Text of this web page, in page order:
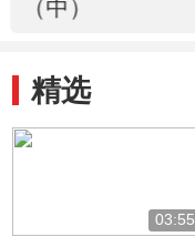
（中）
精选
03:55